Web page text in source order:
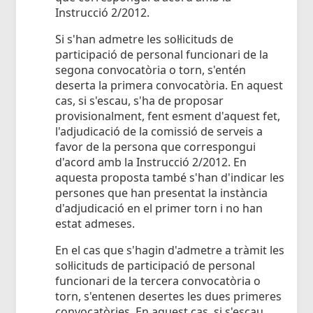
Instrucció 2/2012.
Si s'han admetre les sol·licituds de
participació de personal funcionari de la
segona convocatòria o torn, s'entén
deserta la primera convocatòria. En aquest
cas, si s'escau, s'ha de proposar
provisionalment, fent esment d'aquest fet,
l'adjudicació de la comissió de serveis a
favor de la persona que correspongui
d'acord amb la Instrucció 2/2012. En
aquesta proposta també s'han d'indicar les
persones que han presentat la instància
d'adjudicació en el primer torn i no han
estat admeses.
En el cas que s'hagin d'admetre a tràmit les
sol·licituds de participació de personal
funcionari de la tercera convocatòria o
torn, s'entenen desertes les dues primeres